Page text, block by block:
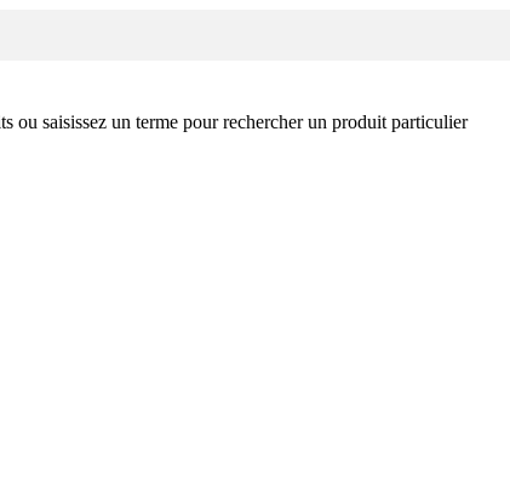
ou saisissez un terme pour rechercher un produit particulier